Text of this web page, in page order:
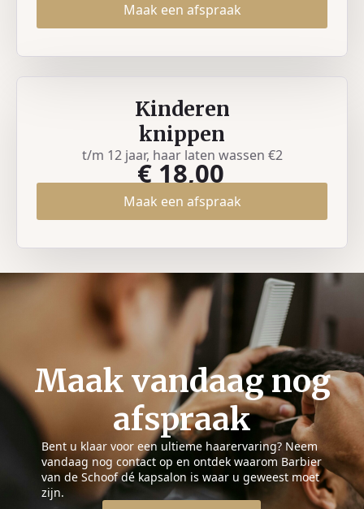
Maak een afspraak
Kinderen
knippen
t/m 12 jaar, haar laten wassen €2
€ 18,00
Maak een afspraak
Maak vandaag nog
afspraak
Bent u klaar voor een ultieme haarervaring? Neem
vandaag nog contact op en ontdek waarom Barbier
van de Schoof dé kapsalon is waar u geweest moet
zijn.